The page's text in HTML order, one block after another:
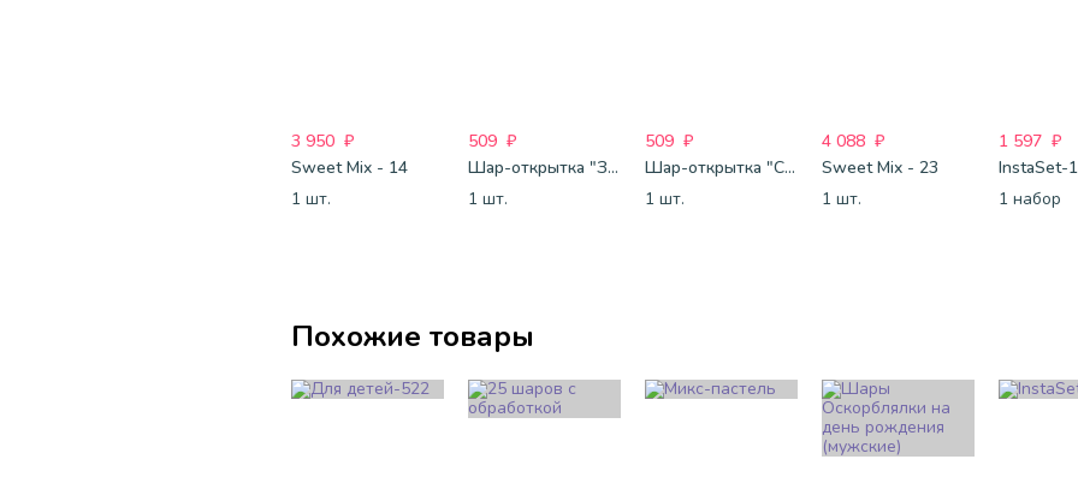
3 950 ₽
Sweet Mix - 14
1 шт.
509 ₽
Шар-открытка "Звезда" (45 см) - 1
1 шт.
509 ₽
Шар-открытка "Сердце" (45 см) - 2
1 шт.
4 088 ₽
Sweet Mix - 23
1 шт.
1 597 ₽
InstaSet-
1 набор
Похожие товары